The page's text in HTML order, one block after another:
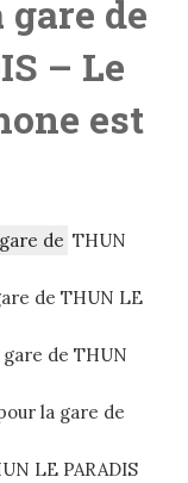
de
– Le
est
de THUN
de THUN LE
de THUN
la gare de
LE PARADIS